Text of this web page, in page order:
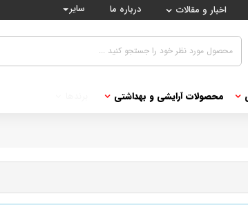
اخبار و مقالات درباره ما سایر
محصولات آرایشی و بهداشتی